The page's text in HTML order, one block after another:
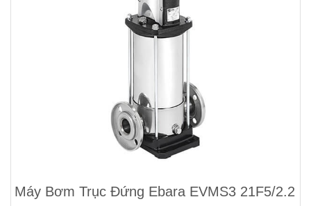
Máy Bơm Trục Đứng Ebara EVMS3 21F5/2.2